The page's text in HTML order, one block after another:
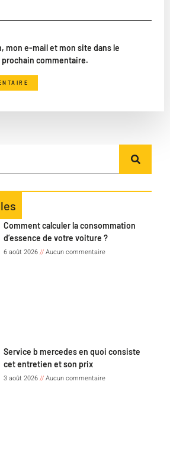
mon e-mail et mon site dans le
commentaire.
Comment calculer la consommation
d’essence de votre voiture ?
6 août 2026 Aucun commentaire
Service b mercedes en quoi consiste
cet entretien et son prix
3 août 2026 Aucun commentaire